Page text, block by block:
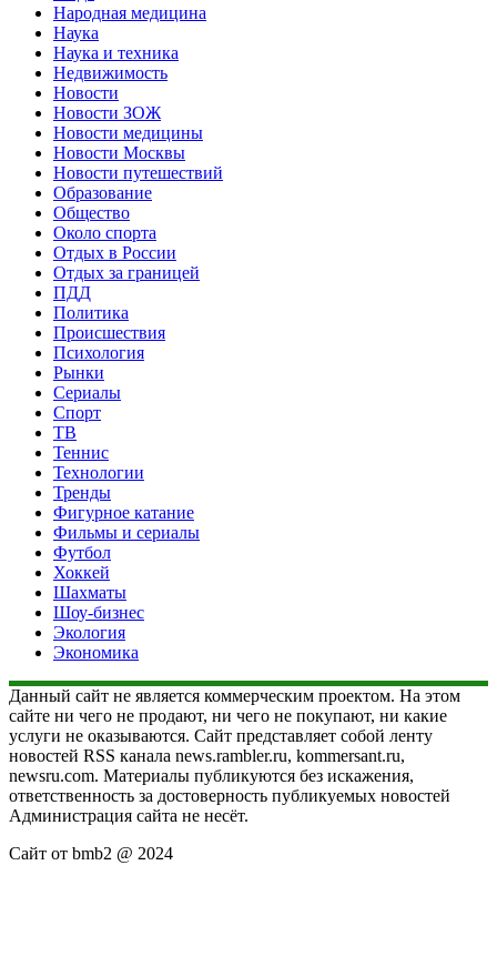
Народная медицина
Наука
Наука и техника
Недвижимость
Новости
Новости ЗОЖ
Новости медицины
Новости Москвы
Новости путешествий
Образование
Общество
Около спорта
Отдых в России
Отдых за границей
ПДД
Политика
Происшествия
Психология
Рынки
Сериалы
Спорт
ТВ
Теннис
Технологии
Тренды
Фигурное катание
Фильмы и сериалы
Футбол
Хоккей
Шахматы
Шоу-бизнес
Экология
Экономика
Данный сайт не является коммерческим проектом. На этом
сайте ни чего не продают, ни чего не покупают, ни какие
услуги не оказываются. Сайт представляет собой ленту
новостей RSS канала news.rambler.ru, kommersant.ru,
newsru.com. Материалы публикуются без искажения,
ответственность за достоверность публикуемых новостей
Администрация сайта не несёт.
Сайт от bmb2 @ 2024